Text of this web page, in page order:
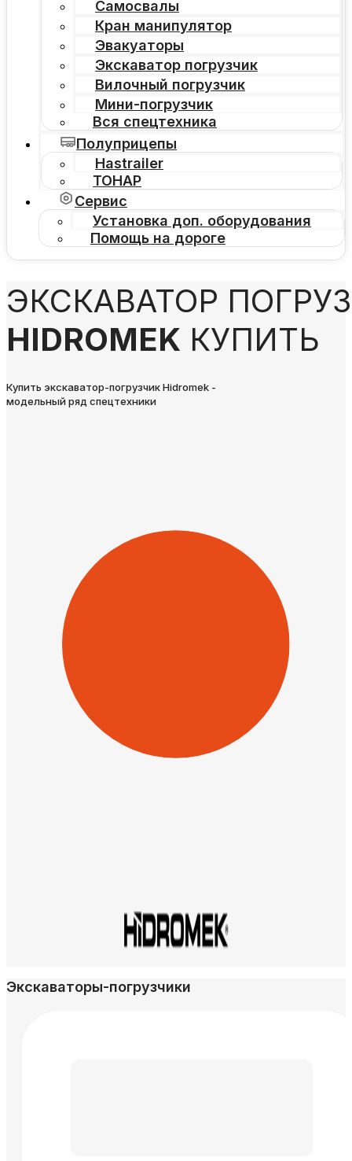
Самосвалы
Кран манипулятор
Эвакуаторы
Экскаватор погрузчик
Вилочный погрузчик
Мини-погрузчик
Вся спецтехника
Полуприцепы
Hastrailer
ТОНАР
Сервис
Установка доп. оборудования
Помощь на дороге
ЭКСКАВАТОР
HIDROMEK КУПИТЬ
Купить экскаватор-погрузчик Hidromek -
модельный ряд спецтехники
Экскаваторы-погрузчики